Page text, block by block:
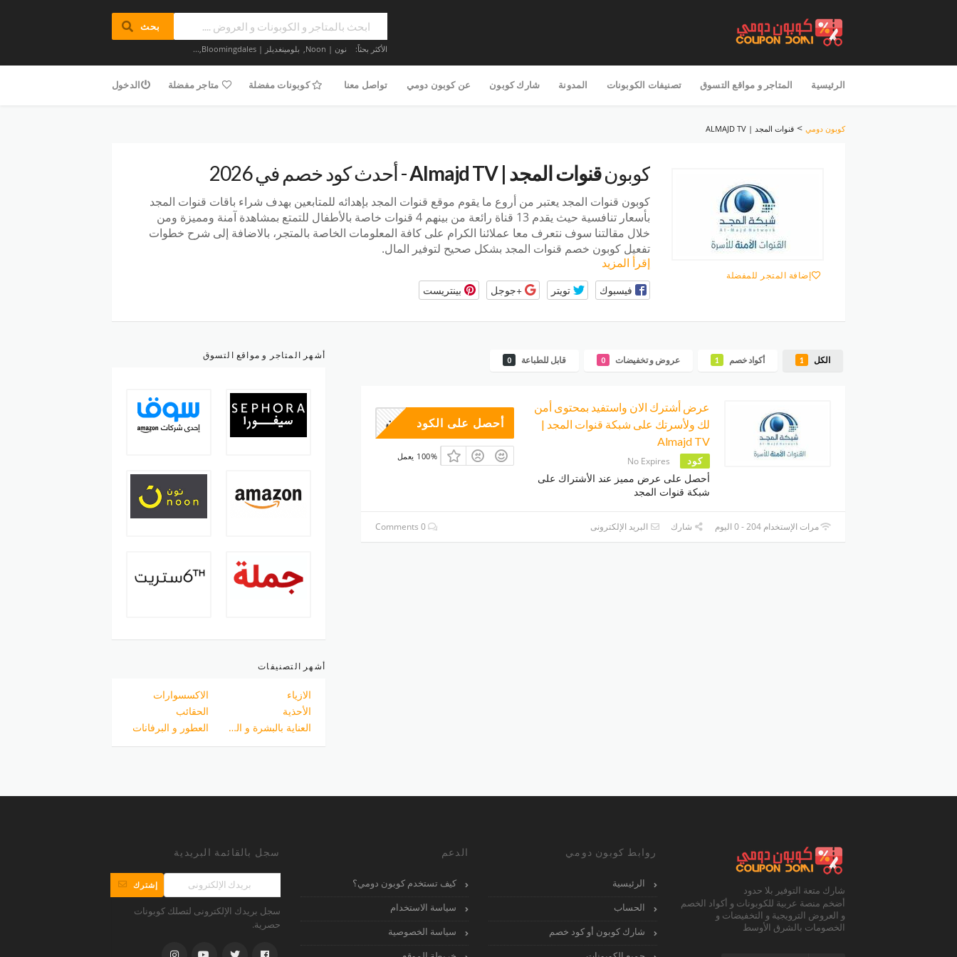
بحث
الأكثر بحثاً: نون | Noon , بلومينغديلز | Bloomingdales ,...
للمحتوى
الرئيسية المتاجر و مواقع التسوق تصنيفات الكوبونات المدونة شارك كوبون عن كوبون دومي تواصل معنا كوبونات مفضلة متاجر مفضلة الدخول
كوبون دومي > قنوات المجد | ALMAJD TV
إضافة المتجر للمفضلة
كوبونقنوات المجد | Almajd TV - أحدث كود خصم في 2026
كوبون قنوات المجد يعتبر من أروع ما يقوم موقع قنوات المجد بإهدائه للمتابعين بهدف شراء باقات قنوات المجد
بأسعار تنافسية حيث يقدم 13 قناة رائعة من بينهم 4 قنوات خاصة بالأطفال للتمتع بمشاهدة آمنة ومميزة ومن
خلال مقالتنا سوف نتعرف معا عملائنا الكرام على كافة المعلومات الخاصة بالمتجر، بالاضافة إلى شرح خطوات
تفعيل كوبون خصم قنوات المجد بشكل صحيح لتوفير المال.
إقرأ المزيد
فيسبوك تويتر +جوجل بينتريست
الكل 1 أكواد خصم 1 عروض و تخفيضات 0 قابل للطباعة 0
عرض أشترك الان واستفيد بمحتوى أمن
لك ولأسرتك على شبكة قنوات المجد |
Almajd TV
كود No Expires
أحصل على عرض مميز عند الأشتراك على
شبكة قنوات المجد
وبون أحصل على الكود
100% يعمل
مرات الإستخدام 204 - 0 اليوم شارك البريد الإلكترونى
أشهر المتاجر و مواقع التسوق
أشهر التصنيفات
الازياء
الاكسسوارات
الأحذية
الحقائب
العناية بالبشرة و الجسم
العطور و البرفانات
شارك متعة التوفير بلا حدود
أضخم منصة عربية للكوبونات و أكواد الخصم
و العروض الترويجية و التخفيضات و
الخصومات بالشرق الأوسط
روابط كوبون دومي
الرئيسية
الحساب
شارك كوبون أو كود خصم
الدعم
كيف تستخدم كوبون دومي؟
سياسة الاستخدام
سياسة الخصوصية
سجل بالقائمة البريدية
إشترك
سجل بريدك الإلكترونى لتصلك كوبونات
حصرية.